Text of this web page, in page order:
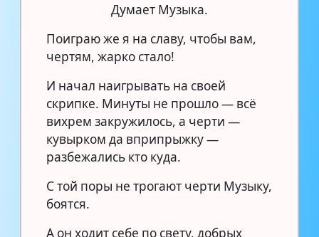
Думает Музыка.
Поиграю же я на славу, чтобы вам,
чертям, жарко стало!
И начал наигрывать на своей
скрипке. Минуты не прошло — всё
вихрем закружилось, а черти —
кувырком да вприпрыжку —
разбежались кто куда.
С той поры не трогают черти Музыку,
боятся.
А он ходит себе по свету, добрых